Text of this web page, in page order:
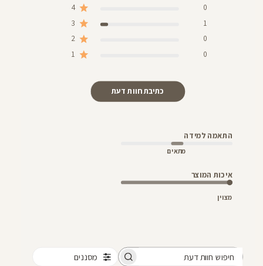
4
0
3
1
2 0
1 0
כתיבת חוות דעת
התאמה למידה
מתאים
איכות המוצר
מצוין
מסננים